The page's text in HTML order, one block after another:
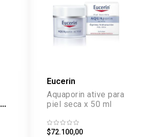
Eucerin
Aquaporin ative para
piel seca x 50 ml
$72.100,00